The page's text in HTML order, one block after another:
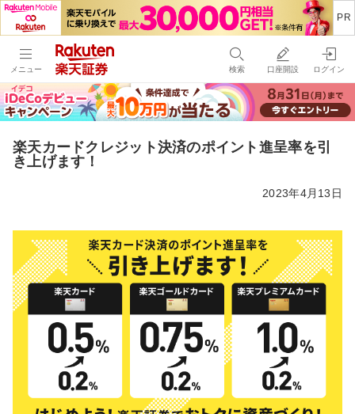
メニュー 検索 口座開設 ログイン
楽天カードクレジット決済のポイント進呈率を引
き上げます！
2023年4月13日